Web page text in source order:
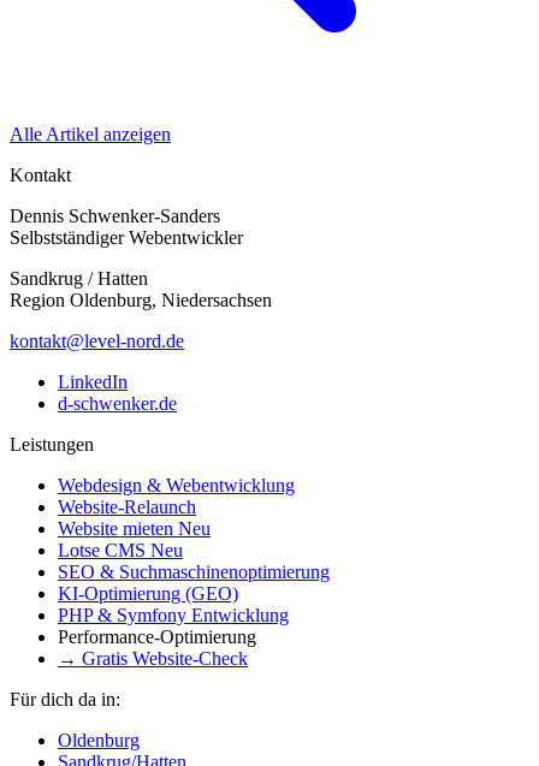
Alle Artikel anzeigen
Kontakt
Dennis Schwenker-Sanders
Selbstständiger Webentwickler
Sandkrug / Hatten
Region Oldenburg, Niedersachsen
kontakt@level-nord.de
LinkedIn
d-schwenker.de
Leistungen
Webdesign & Webentwicklung
Website-Relaunch
Website mieten Neu
Lotse CMS Neu
SEO & Suchmaschinenoptimierung
KI-Optimierung (GEO)
PHP & Symfony Entwicklung
Performance-Optimierung
→ Gratis Website-Check
Für dich da in:
Oldenburg
Sandkrug/Hatten